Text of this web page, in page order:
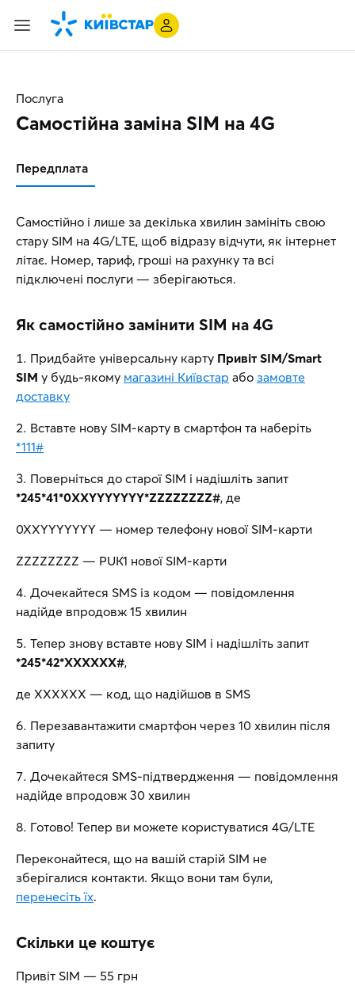
Послуга
Самостійна заміна SIM на 4G
Передплата
Самостійно і лише за декілька хвилин замініть свою
стару SIM на 4G/LTE, щоб відразу відчути, як інтернет
літає. Номер, тариф, гроші на рахунку та всі
підключені послуги — зберігаються.
Як самостійно замінити SIM на 4G
Придбайте універсальну карту Привіт SIM/Smart
SIM у будь-якому магазині Київстар або замовте
доставку
Вставте нову SIM-карту в смартфон та наберіть
*111#
Поверніться до старої SIM і надішліть запит
*245*41*0XXYYYYYYY*ZZZZZZZZ#, де
0XXYYYYYYY — номер телефону нової SIM-карти
ZZZZZZZZ — PUK1 нової SIM-карти
Дочекайтеся SMS із кодом — повідомлення
надійде впродовж 15 хвилин
Тепер знову вставте нову SIM і надішліть запит
*245*42*ХХХХХХ#,
де ХХХХХХ — код, що надійшов в SMS
Перезавантажити смартфон через 10 хвилин після
запиту
Дочекайтеся SMS-підтвердження — повідомлення
надійде впродовж 30 хвилин
Готово! Тепер ви можете користуватися 4G/LTE
Переконайтеся, що на вашій старій SIM не
зберігалися контакти. Якщо вони там були,
перенесіть їх.
Скільки це коштує
Привіт SIM — 55 грн